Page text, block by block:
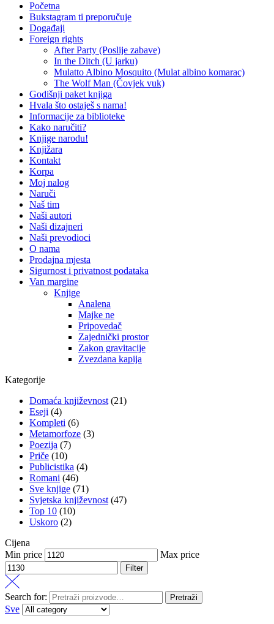
Početna
Bukstagram ti preporučuje
Događaji
Foreign rights
After Party (Poslije zabave)
In the Ditch (U jarku)
Mulatto Albino Mosquito (Mulat albino komarac)
The Wolf Man (Čovjek vuk)
Godišnji paket knjiga
Hvala što ostaješ s nama!
Informacije za biblioteke
Kako naručiti?
Knjige narodu!
Knjižara
Kontakt
Korpa
Moj nalog
Naruči
Naš tim
Naši autori
Naši dizajneri
Naši prevodioci
O nama
Prodajna mjesta
Sigurnost i privatnost podataka
Van margine
Knjige
Analena
Majke ne
Pripovedač
Zajednički prostor
Zakon gravitacije
Zvezdana kapija
Kategorije
Domaća književnost (21)
Eseji (4)
Kompleti (6)
Metamorfoze (3)
Poezija (7)
Priče (10)
Publicistika (4)
Romani (46)
Sve knjige (71)
Svjetska književnost (47)
Top 10 (10)
Uskoro (2)
Cijena
Min price
Max price
Filter
Search for: Pretraži
Sve